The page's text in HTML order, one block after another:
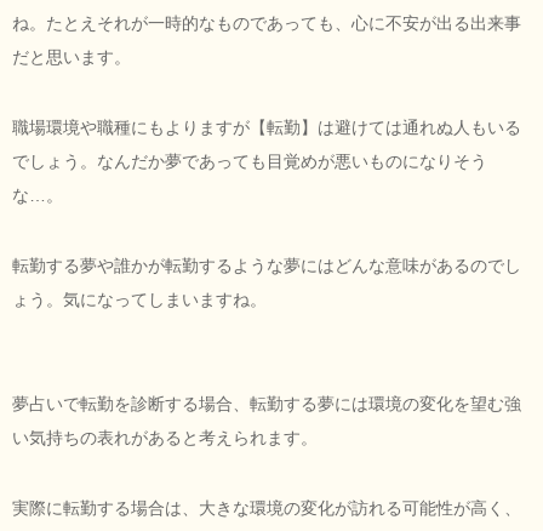
ね。たとえそれが一時的なものであっても、心に不安が出る出来事
だと思います。
職場環境や職種にもよりますが【転勤】は避けては通れぬ人もいる
でしょう。なんだか夢であっても目覚めが悪いものになりそう
な…。
転勤する夢や誰かが転勤するような夢にはどんな意味があるのでし
ょう。気になってしまいますね。
夢占いで転勤を診断する場合、転勤する夢には環境の変化を望む強
い気持ちの表れがあると考えられます。
実際に転勤する場合は、大きな環境の変化が訪れる可能性が高く、